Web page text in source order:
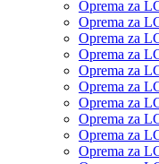
Oprema za
Oprema za
Oprema za
Oprema za
Oprema za
Oprema za
Oprema za
Oprema za
Oprema za
Oprema za